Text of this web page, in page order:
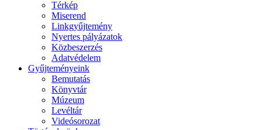
Térkép
Miserend
Linkgyűjtemény
Nyertes pályázatok
Közbeszerzés
Adatvédelem
Gyűjteményeink
Bemutatás
Könyvtár
Múzeum
Levéltár
Videósorozat